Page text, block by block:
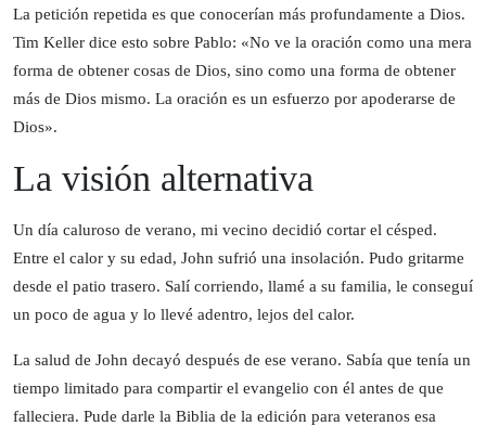
La petición repetida es que conocerían más profundamente a Dios.
Tim Keller dice esto sobre Pablo: «No ve la oración como una mera
forma de obtener cosas de Dios, sino como una forma de obtener
más de Dios mismo. La oración es un esfuerzo por apoderarse de
Dios».
La visión alternativa
Un día caluroso de verano, mi vecino decidió cortar el césped.
Entre el calor y su edad, John sufrió una insolación. Pudo gritarme
desde el patio trasero. Salí corriendo, llamé a su familia, le conseguí
un poco de agua y lo llevé adentro, lejos del calor.
La salud de John decayó después de ese verano. Sabía que tenía un
tiempo limitado para compartir el evangelio con él antes de que
falleciera. Pude darle la Biblia de la edición para veteranos esa